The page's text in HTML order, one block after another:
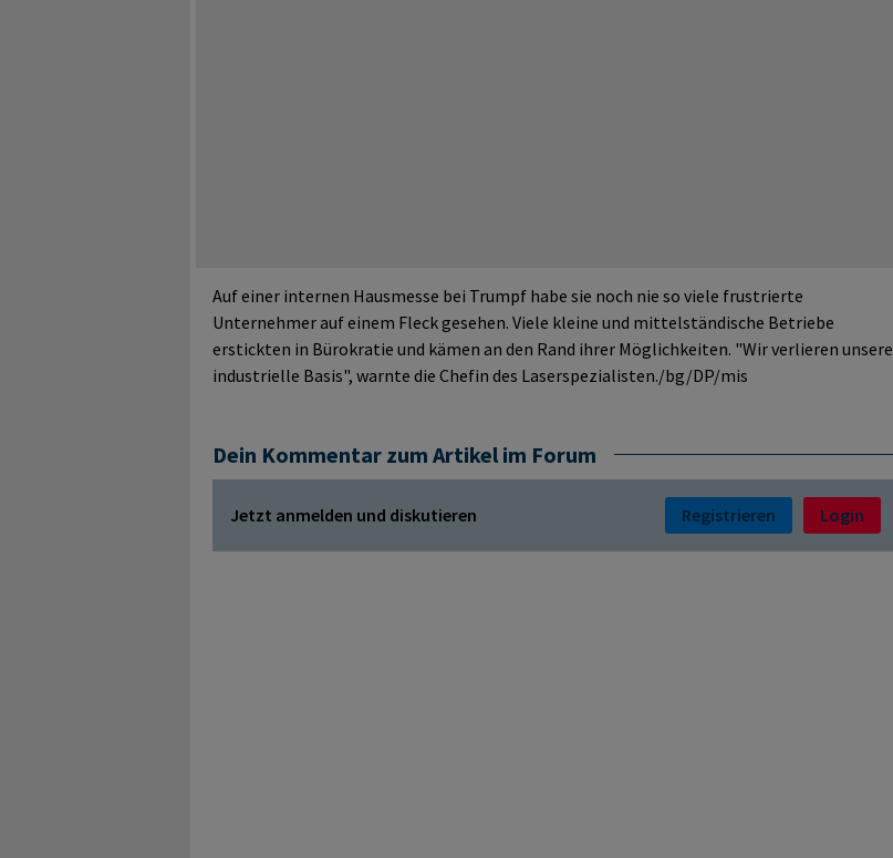
Auf einer internen Hausmesse bei Trumpf habe sie noch nie so viele frustrierte
Unternehmer auf einem Fleck gesehen. Viele kleine und mittelständische Betriebe
erstickten in Bürokratie und kämen an den Rand ihrer Möglichkeiten. "Wir verlieren unsere
industrielle Basis", warnte die Chefin des Laserspezialisten./bg/DP/mis
Dein Kommentar zum Artikel im Forum
Jetzt anmelden und diskutieren Registrieren Login